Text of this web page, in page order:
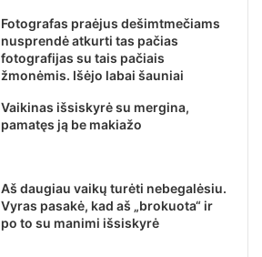
Fotografas praėjus dešimtmečiams
nusprendė atkurti tas pačias
fotografijas su tais pačiais
žmonėmis. Išėjo labai šauniai
Vaikinas išsiskyrė su mergina,
pamatęs ją be makiažo
Aš daugiau vaikų turėti nebegalėsiu.
Vyras pasakė, kad aš „brokuota“ ir
po to su manimi išsiskyrė